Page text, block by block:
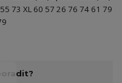
73 XL 60 57 26 76 74 61 79